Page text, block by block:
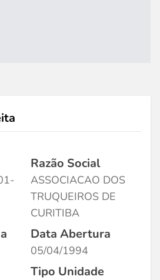
Razão Social
ASSOCIACAO DOS
TRUQUEIROS DE
CURITIBA
Data Abertura
05/04/1994
Tipo Unidade